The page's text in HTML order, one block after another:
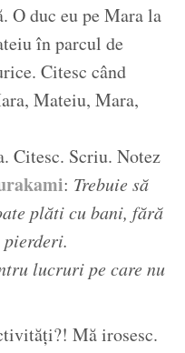
O duc eu pe Mara la
în parcul de
Citesc când
Mateiu, Mara,
Citesc. Scriu. Notez
: Trebuie să
plăti cu bani, fără
lucruri pe care nu
Mă irosesc.